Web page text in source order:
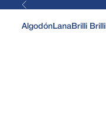
Anterior
AlgodónLanaBrilli Brilli